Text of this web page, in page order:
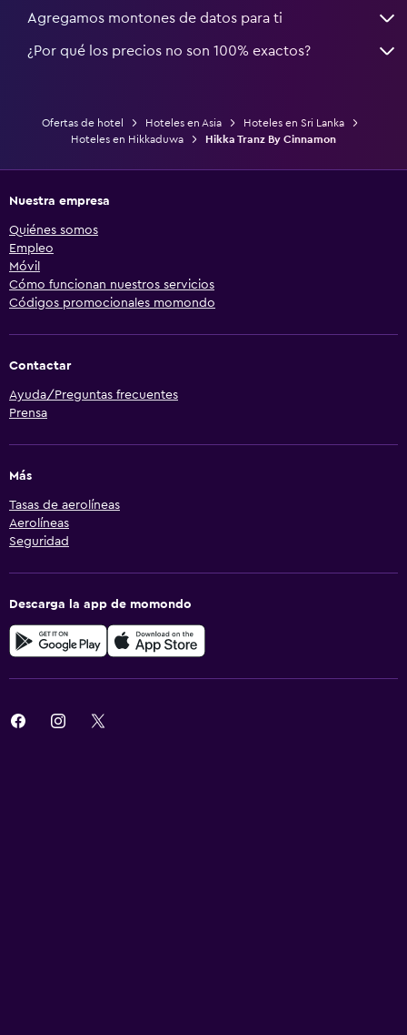
Agregamos montones de datos para ti
¿Por qué los precios no son 100% exactos?
Ofertas de hotel Hoteles en Asia
Hoteles en Sri Lanka
Hoteles en Hikkaduwa
Hikka Tranz By Cinnamon
Nuestra empresa
Quiénes somos
Empleo
Móvil
Cómo funcionan nuestros servicios
Códigos promocionales momondo
Contactar
Ayuda/Preguntas frecuentes
Prensa
Más
Tasas de aerolíneas
Aerolíneas
Seguridad
Descarga la app de momondo